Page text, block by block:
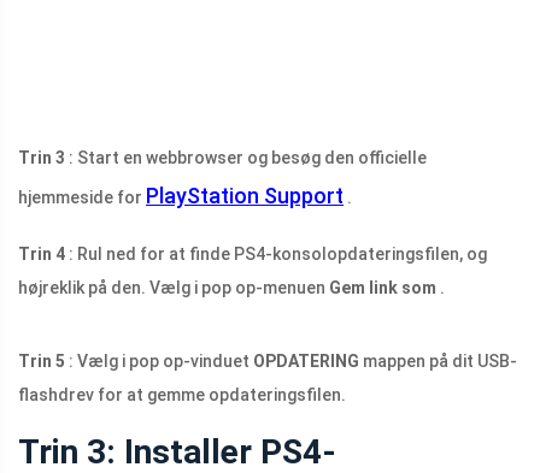
Trin 3 : Start en webbrowser og besøg den officielle
hjemmeside for PlayStation Support .
Trin 4 : Rul ned for at finde PS4-konsolopdateringsfilen, og
højreklik på den. Vælg i pop op-menuen Gem link som .
Trin 5 : Vælg i pop op-vinduet OPDATERING mappen på dit USB-
flashdrev for at gemme opdateringsfilen.
Trin 3: Installer PS4-